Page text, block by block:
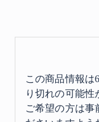
この商品情報は
り切れの可能性
ご希望の方は事